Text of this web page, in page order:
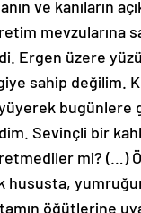
ve kanıların
mevzularına
Ergen üzere
sahip değilim.
bugünlere
Sevinçli bir
mi? (…)
hususta,
öğütlerine